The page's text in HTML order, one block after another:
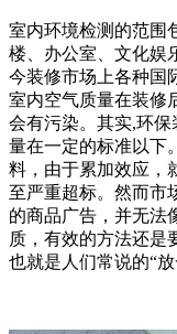
室内环境检测的范围
楼、办公室、文化娱
今装修市场上各种国
室内空气质量在装修
会有污染。其实,环
量在一定的标准以下
料，由于累加效应，
至严重超标。然而市
的商品广告，并无法
质，有效的方法还是
也就是人们常说的“放